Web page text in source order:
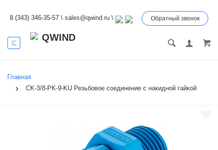
8 (343) 346-35-57 \ sales@qwind.ru \ Обратный звонок
Главная
CK-3/8-PK-9-KU Резьбовое соединение с накидной гайкой